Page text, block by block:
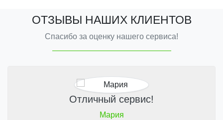
ОТЗЫВЫ НАШИХ КЛИЕНТОВ
Спасибо за оценку нашего сервиса!
Отличный сервис!
Мария